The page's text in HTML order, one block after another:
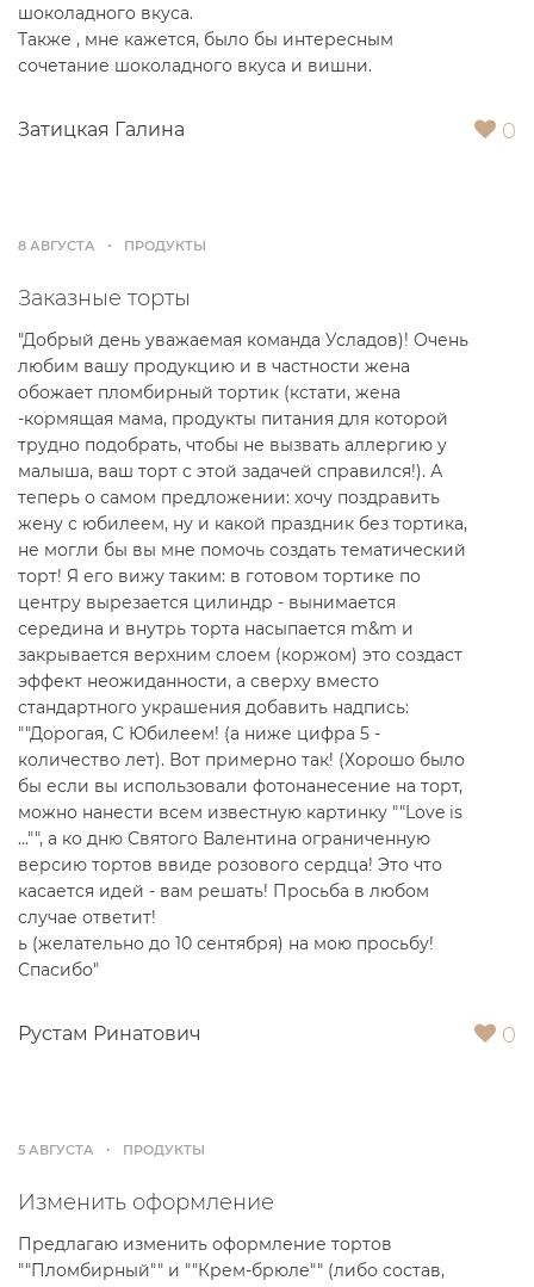
шоколадного вкуса.
Также , мне кажется, было бы интересным
сочетание шоколадного вкуса и вишни.
Затицкая Галина 0
8 АВГУСТА ПРОДУКТЫ
Заказные торты
"Добрый день уважаемая команда Усладов)! Очень
любим вашу продукцию и в частности жена
обожает пломбирный тортик (кстати, жена
-кормящая мама, продукты питания для которой
трудно подобрать, чтобы не вызвать аллергию у
малыша, ваш торт с этой задачей справился!). А
теперь о самом предложении: хочу поздравить
жену с юбилеем, ну и какой праздник без тортика,
не могли бы вы мне помочь создать тематический
торт! Я его вижу таким: в готовом тортике по
центру вырезается цилиндр - вынимается
середина и внутрь торта насыпается m&m и
закрывается верхним слоем (коржом) это создаст
эффект неожиданности, а сверху вместо
стандартного украшения добавить надпись:
""Дорогая, С Юбилеем! (а ниже цифра 5 -
количество лет). Вот примерно так! (Хорошо было
бы если вы использовали фотонанесение на торт,
можно нанести всем известную картинку ""Love is
..."", а ко дню Святого Валентина ограниченную
версию тортов ввиде розового сердца! Это что
касается идей - вам решать! Просьба в любом
случае ответит!
ь (желательно до 10 сентября) на мою просьбу!
Спасибо"
Рустам Ринатович 0
5 АВГУСТА ПРОДУКТЫ
Изменить оформление
Предлагаю изменить оформление тортов
""Пломбирный"" и ""Крем-брюле"" (либо состав,